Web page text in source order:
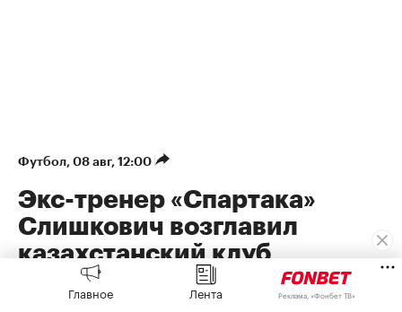
Футбол⁠, 08 авг, 12:00
Экс-тренер «Спартака»
Слишкович возглавил
казахстанский клуб
Экс-тренер «Спартака» Слишкович возглавил
Главное Лента Реклама, «Фонбет ТВ»